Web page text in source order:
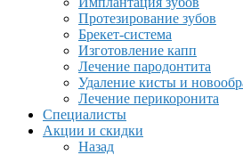
Протезирование зубов
Брекет-система
Изготовление капп
Лечение пародонтита
Удаление кисты и
Лечение перикоронита
Специалисты
Акции и скидки
Назад